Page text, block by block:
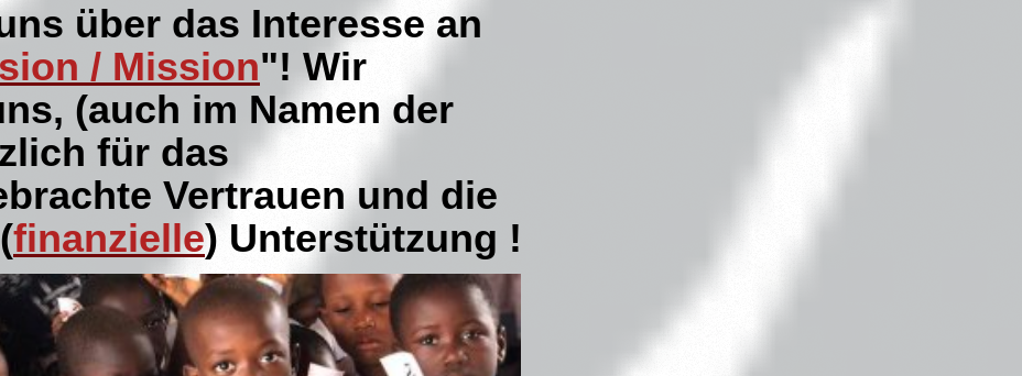
über das Interesse an
/ Mission"! Wir
(auch im Namen der
für das
Vertrauen und die
finanzielle) Unterstützung !